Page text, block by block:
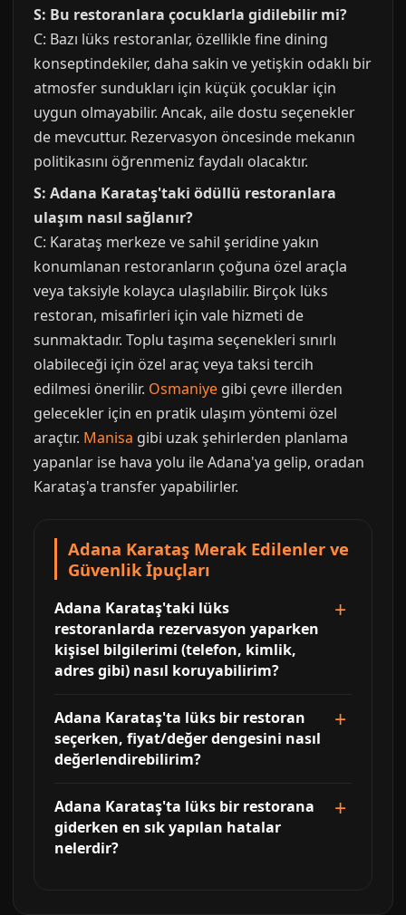
S: Bu restoranlara çocuklarla gidilebilir mi?
C: Bazı lüks restoranlar, özellikle fine dining
konseptindekiler, daha sakin ve yetişkin odaklı bir
atmosfer sundukları için küçük çocuklar için
uygun olmayabilir. Ancak, aile dostu seçenekler
de mevcuttur. Rezervasyon öncesinde mekanın
politikasını öğrenmeniz faydalı olacaktır.
S: Adana Karataş'taki ödüllü restoranlara
ulaşım nasıl sağlanır?
C: Karataş merkeze ve sahil şeridine yakın
konumlanan restoranların çoğuna özel araçla
veya taksiyle kolayca ulaşılabilir. Birçok lüks
restoran, misafirleri için vale hizmeti de
sunmaktadır. Toplu taşıma seçenekleri sınırlı
olabileceği için özel araç veya taksi tercih
edilmesi önerilir. Osmaniye gibi çevre illerden
gelecekler için en pratik ulaşım yöntemi özel
araçtır. Manisa gibi uzak şehirlerden planlama
yapanlar ise hava yolu ile Adana'ya gelip, oradan
Karataş'a transfer yapabilirler.
Adana Karataş Merak Edilenler ve
Güvenlik İpuçları
Adana Karataş'taki lüks
restoranlarda rezervasyon yaparken
kişisel bilgilerimi (telefon, kimlik,
adres gibi) nasıl koruyabilirim?
Adana Karataş'ta lüks bir restoran
seçerken, fiyat/değer dengesini nasıl
değerlendirebilirim?
Adana Karataş'ta lüks bir restorana
giderken en sık yapılan hatalar
nelerdir?